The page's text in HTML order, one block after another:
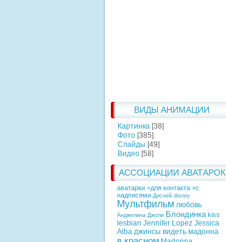
ВИДЫ АНИМАЦИИ
Картинка [38]
Фото [385]
Слайды [49]
Видео [58]
АССОЦИАЦИИ АВАТАРОК
аватарки +для контакта +с
надписями Дисней disney
Мультфильм любовь
Анджелина Джоли Блондинка kiss
lesbian Jennifer Lopez Jessica
Alba джинсы видеть мадонна